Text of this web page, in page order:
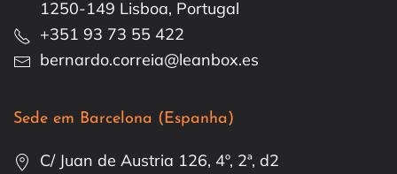
1250-149 Lisboa, Portugal
+351 93 73 55 422
bernardo.correia@leanbox.es
Sede em Barcelona (Espanha)
C/ Juan de Austria 126, 4º, 2ª, d2